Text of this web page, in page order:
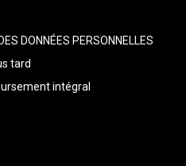
DONNÉES PERSONNELLES
tard
intégral